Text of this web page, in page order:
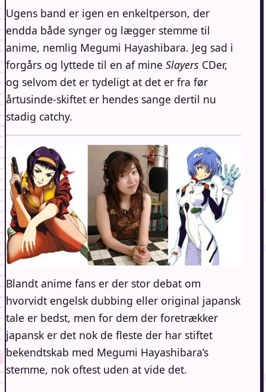
Ugens band er igen en enkeltperson, der
endda både synger og lægger stemme til
anime, nemlig Megumi Hayashibara. Jeg sad i
forgårs og lyttede til en af mine Slayers CDer,
og selvom det er tydeligt at det er fra før
årtusinde-skiftet er hendes sange dertil nu
stadig catchy.
Blandt anime fans er der stor debat om
hvorvidt engelsk dubbing eller original japansk
tale er bedst, men for dem der foretrækker
japansk er det nok de fleste der har stiftet
bekendtskab med Megumi Hayashibara’s
stemme, nok oftest uden at vide det.